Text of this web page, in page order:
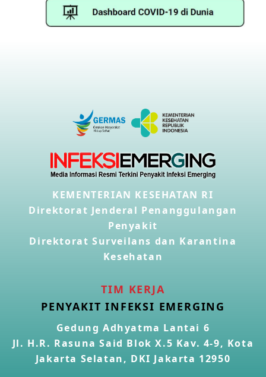
KEMENTERIAN KESEHATAN RI
Direktorat Jenderal Penanggulangan
Penyakit
Direktorat Surveilans dan Karantina
Kesehatan
TIM KERJA
PENYAKIT INFEKSI EMERGING
Gedung Adhyatma Lantai 6
Jl. H.R. Rasuna Said Blok X.5 Kav. 4-9, Kota
Jakarta Selatan, DKI Jakarta 12950